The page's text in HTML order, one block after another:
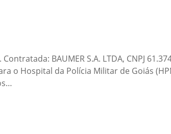
BAUMER S.A. LTDA, CNPJ
o Hospital da Polícia Militar de Goiás